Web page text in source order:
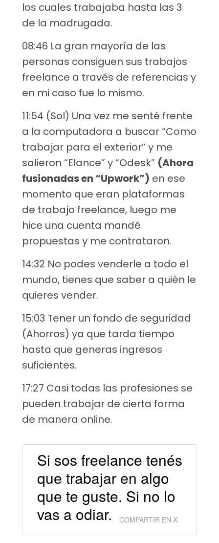
los cuales trabajaba hasta las 3
de la madrugada.
08:46 La gran mayoría de las
personas consiguen sus trabajos
freelance a través de referencias y
en mi caso fue lo mismo.
11:54 (Sol) Una vez me senté frente
a la computadora a buscar “Como
trabajar para el exterior” y me
salieron “Elance” y “Odesk” (Ahora
fusionadas en “Upwork”) en ese
momento que eran plataformas
de trabajo freelance, luego me
hice una cuenta mandé
propuestas y me contrataron.
14:32 No podes venderle a todo el
mundo, tienes que saber a quién le
quieres vender.
15:03 Tener un fondo de seguridad
(Ahorros) ya que tarda tiempo
hasta que generas ingresos
suficientes.
17:27 Casi todas las profesiones se
pueden trabajar de cierta forma
de manera online.
Si sos freelance tenés
que trabajar en algo
que te guste. Si no lo
vas a odiar.
COMPARTIR EN X